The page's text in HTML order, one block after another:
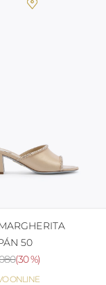
ONLINE
50
(30 %)